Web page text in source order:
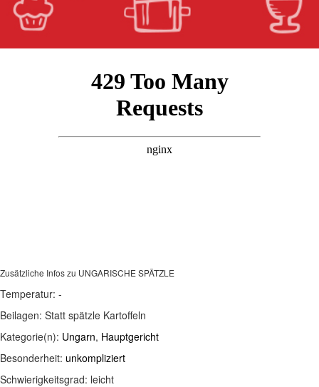
Zusätzliche Infos zu UNGARISCHE SPÄTZLE
Temperatur: -
Beilagen: Statt spätzle Kartoffeln
Kategorie(n): Ungarn, Hauptgericht
Besonderheit: unkompliziert
Schwierigkeitsgrad: leicht